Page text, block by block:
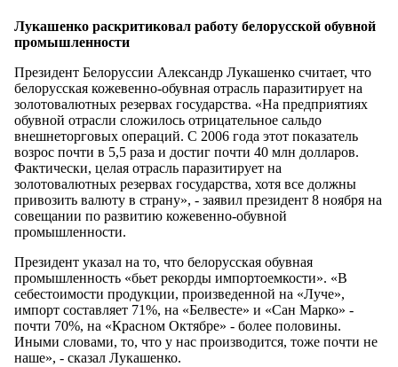
Лукашенко раскритиковал работу белорусской обувной
промышленности
Президент Белоруссии Александр Лукашенко считает, что
белорусская кожевенно-обувная отрасль паразитирует на
золотовалютных резервах государства. «На предприятиях
обувной отрасли сложилось отрицательное сальдо
внешнеторговых операций. С 2006 года этот показатель
возрос почти в 5,5 раза и достиг почти 40 млн долларов.
Фактически, целая отрасль паразитирует на
золотовалютных резервах государства, хотя все должны
привозить валюту в страну», - заявил президент 8 ноября на
совещании по развитию кожевенно-обувной
промышленности.
Президент указал на то, что белорусская обувная
промышленность «бьет рекорды импортоемкости». «В
себестоимости продукции, произведенной на «Луче»,
импорт составляет 71%, на «Белвесте» и «Сан Марко» -
почти 70%, на «Красном Октябре» - более половины.
Иными словами, то, что у нас производится, тоже почти не
наше», - сказал Лукашенко.